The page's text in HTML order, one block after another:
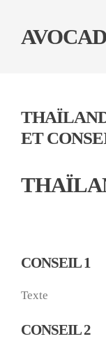
ET
CONSEIL 1
Texte
CONSEIL 2